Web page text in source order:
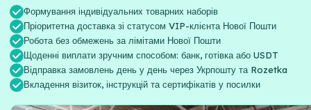
Формування індивідуальних товарних наборів
Пріоритетна доставка зі статусом VIP-клієнта Нової Пошти
Робота без обмежень за лімітами Нової Пошти
Щоденні виплати зручним способом: банк, готівка або USDT
Відправка замовлень день у день через Укрпошту та Rozetka
Вкладення візиток, інструкцій та сертифікатів у посилки